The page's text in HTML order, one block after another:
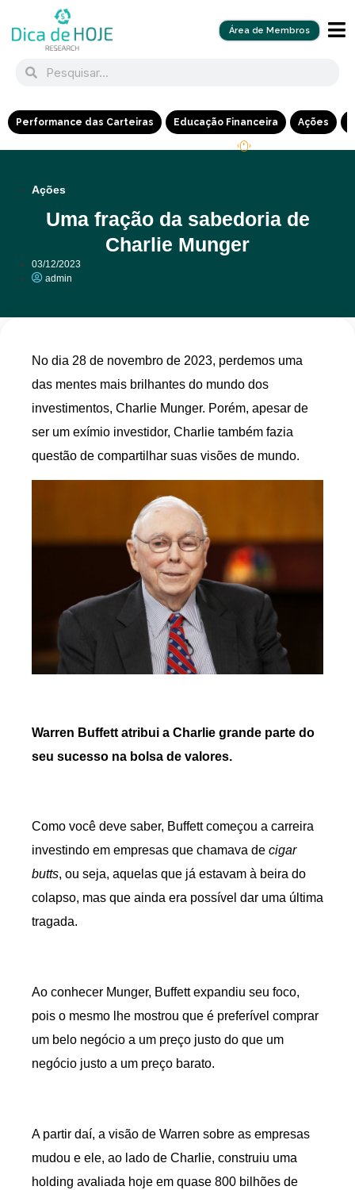
Área de Membros
Performance das Carteiras Educação Financeira Ações
Ações
Uma fração da sabedoria de
Charlie Munger
03/12/2023
admin
No dia 28 de novembro de 2023, perdemos uma
das mentes mais brilhantes do mundo dos
investimentos, Charlie Munger. Porém, apesar de
ser um exímio investidor, Charlie também fazia
questão de compartilhar suas visões de mundo.
Warren Buffett atribui a Charlie grande parte do
seu sucesso na bolsa de valores.
Como você deve saber, Buffett começou a carreira
investindo em empresas que chamava de cigar
butts, ou seja, aquelas que já estavam à beira do
colapso, mas que ainda era possível dar uma última
tragada.
Ao conhecer Munger, Buffett expandiu seu foco,
pois o mesmo lhe mostrou que é preferível comprar
um belo negócio a um preço justo do que um
negócio justo a um preço barato.
A partir daí, a visão de Warren sobre as empresas
mudou e ele, ao lado de Charlie, construiu uma
holding avaliada hoje em quase 800 bilhões de